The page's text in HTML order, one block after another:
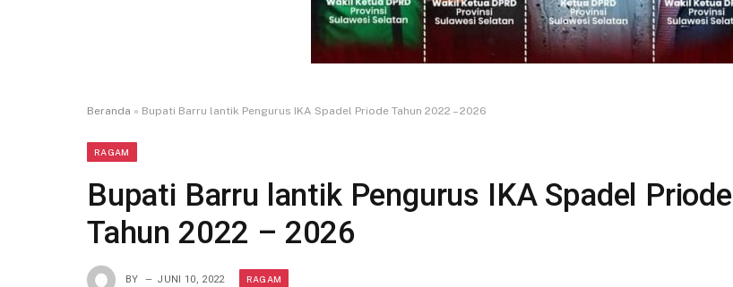
Beranda » Bupati Barru lantik Pengurus IKA Spadel Priode Tahun 2022 – 2026
RAGAM
Bupati Barru lantik Pengurus IKA Spadel Priode
Tahun 2022 – 2026
BY JUNI 10, 2022 RAGAM